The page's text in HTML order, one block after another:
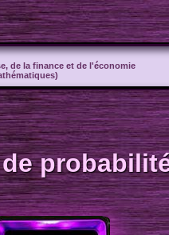
de la finance et de l'économie